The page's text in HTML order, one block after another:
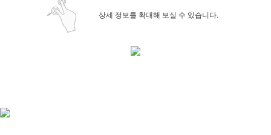
상세 정보를 확대해 보실 수 있습니다.